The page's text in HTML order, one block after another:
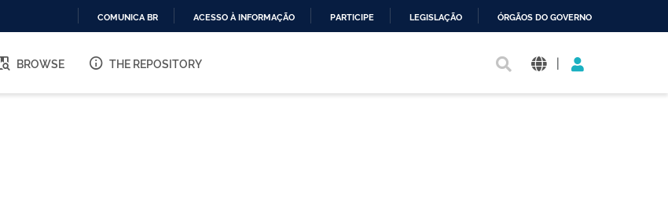
O
COMUNICA BR ACESSO À INFORMAÇÃO PARTICIPE LEGISLAÇÃO ÓRGÃOS DO GOVERNO
BROWSE THE REPOSITORY |